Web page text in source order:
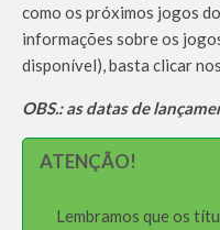
como os próximos jogos do
informações sobre os
disponível), basta clicar
OBS.: as datas de
ATENÇÃO!
Lembramos que os